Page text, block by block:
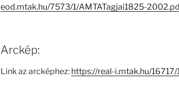
eod.mtak.hu/7573/1/AMTATagjai1825-
Arckép:
Link az arcképhez: https://real-i.mtak.hu/